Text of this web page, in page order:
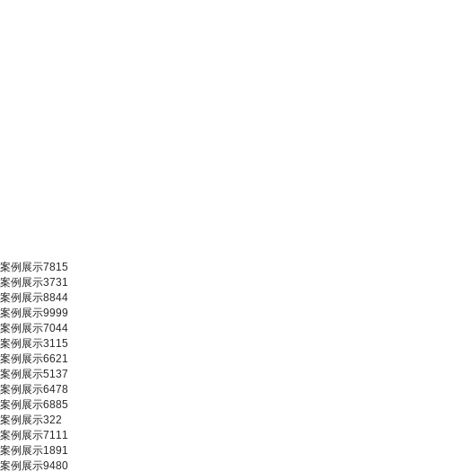
案例展示7815
案例展示3731
案例展示8844
案例展示9999
案例展示7044
案例展示3115
案例展示6621
案例展示5137
案例展示6478
案例展示6885
案例展示322
案例展示7111
案例展示1891
案例展示9480